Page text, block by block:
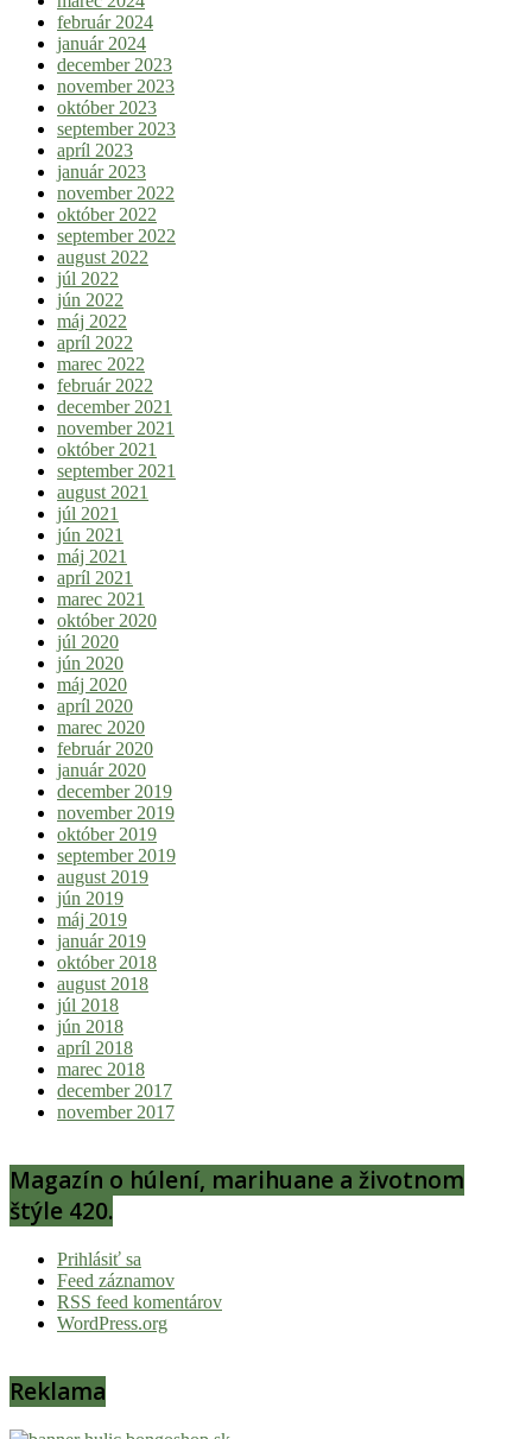
február 2024
január 2024
december 2023
november 2023
október 2023
september 2023
apríl 2023
január 2023
november 2022
október 2022
september 2022
august 2022
júl 2022
jún 2022
máj 2022
apríl 2022
marec 2022
február 2022
december 2021
november 2021
október 2021
september 2021
august 2021
júl 2021
jún 2021
máj 2021
apríl 2021
marec 2021
október 2020
júl 2020
jún 2020
máj 2020
apríl 2020
marec 2020
február 2020
január 2020
december 2019
november 2019
október 2019
september 2019
august 2019
jún 2019
máj 2019
január 2019
október 2018
august 2018
júl 2018
jún 2018
apríl 2018
marec 2018
december 2017
november 2017
Magazín o húlení, marihuane a životnom
štýle 420.
Prihlásiť sa
Feed záznamov
RSS feed komentárov
WordPress.org
Reklama